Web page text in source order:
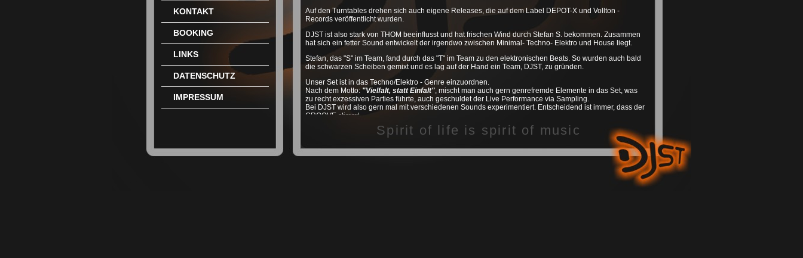
KONTAKT
BOOKING
LINKS
DATENSCHUTZ
IMPRESSUM
Auf den Turntables drehen sich auch eigene Releases, die auf dem Label DEPOT-X und Vollton -
Records veröffentlicht wurden.
DJST ist also stark von THOM beeinflusst und hat frischen Wind durch Stefan S. bekommen. Zusammen
hat sich ein fetter Sound entwickelt der irgendwo zwischen Minimal- Techno- Elektro und House liegt.
Stefan, das "S" im Team, fand durch das "T" im Team zu den elektronischen Beats. So wurden auch bald
die schwarzen Scheiben gemixt und es lag auf der Hand ein Team, DJST, zu gründen.
Unser Set ist in das Techno/Elektro - Genre einzuordnen.
Nach dem Motto: "Vielfalt, statt Einfalt", mischt man auch gern genrefremde Elemente in das Set, was
zu recht exzessiven Parties führte, auch geschuldet der Live Performance via Sampling.
Bei DJST wird also gern mal mit verschiedenen Sounds experimentiert. Entscheidend ist immer, dass der
GROOVE stimmt.
Spirit of life is spirit of music